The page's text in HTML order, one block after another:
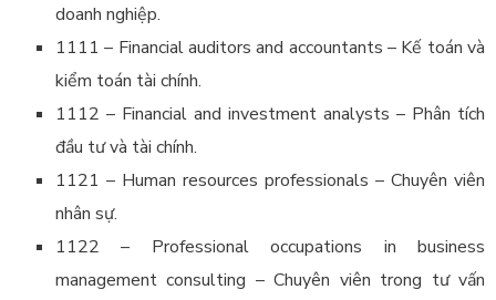
doanh nghiệp.
1111 – Financial auditors and accountants – Kế toán và
kiểm toán tài chính.
1112 – Financial and investment analysts – Phân tích
đầu tư và tài chính.
1121 – Human resources professionals – Chuyên viên
nhân sự.
1122 – Professional occupations in business
management consulting – Chuyên viên trong tư vấn